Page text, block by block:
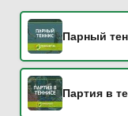
Парный
Партия в